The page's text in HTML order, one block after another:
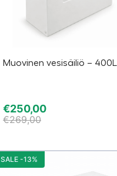
Muovinen vesisäiliö – 400L
€250,00
€269,00
SALE -13%